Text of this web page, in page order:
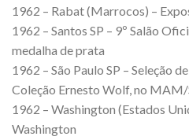
1962 – Rabat (Marrocos) –
1962 – Santos SP – 9º Salão
medalha de prata
1962 – São Paulo SP – Seleção
Coleção Ernesto Wolf, no MAM/
1962 – Washington (Estados
Washington